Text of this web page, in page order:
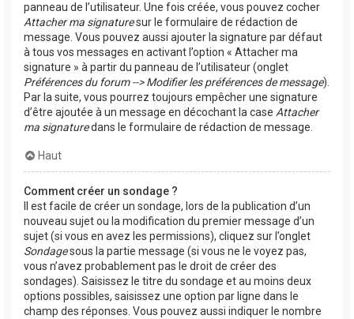
panneau de l’utilisateur. Une fois créée, vous pouvez cocher
Attacher ma signaturesur le formulaire de rédaction de
message. Vous pouvez aussi ajouter la signature par défaut
à tous vos messages en activant l’option « Attacher ma
signature » à partir du panneau de l’utilisateur (onglet
Préférences du forum --> Modifier les préférences de message).
Par la suite, vous pourrez toujours empêcher une signature
d’être ajoutée à un message en décochant la case Attacher
ma signaturedans le formulaire de rédaction de message.
Haut
Comment créer un sondage ?
Il est facile de créer un sondage, lors de la publication d’un
nouveau sujet ou la modification du premier message d’un
sujet (si vous en avez les permissions), cliquez sur l’onglet
Sondagesous la partie message (si vous ne le voyez pas,
vous n’avez probablement pas le droit de créer des
sondages). Saisissez le titre du sondage et au moins deux
options possibles, saisissez une option par ligne dans le
champ des réponses. Vous pouvez aussi indiquer le nombre